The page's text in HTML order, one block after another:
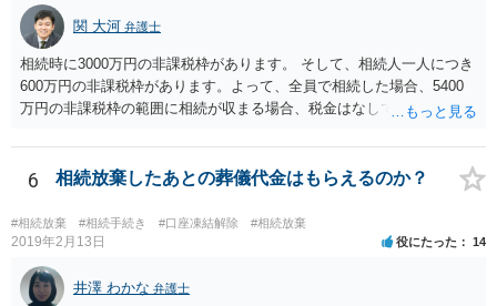
関 大河 弁護士
相続時に3000万円の非課税枠があります。 そして、相続人一人につき
600万円の非課税枠があります。よって、全員で相続した場合、5400
万円の非課税枠の範囲に相続が収まる場合、税金はなしです。 一人が
範囲となります。 一般的には、全員で相続する方が税金はお得です。
また、全員で相続しても、話し合いの結果、親がすべて相続と決める
0万円分使えます。 父が亡くなり、母が全部相続すると、母から三人
で相続する際は、4800万円が非課税枠となります。 そうすると、母が
亡くなってから相続すると、両親のどちらかが亡くなってから相続す
るより非課税の枠が減少します。 計画的に相続をするのがおすすめと
6 相続放棄したあとの葬儀代金はもらえるのか？
#相続放棄 #相続手続き #口座凍結解除 #相続放棄
2019年2月13日 役にたった 14
井澤 わかな 弁護士